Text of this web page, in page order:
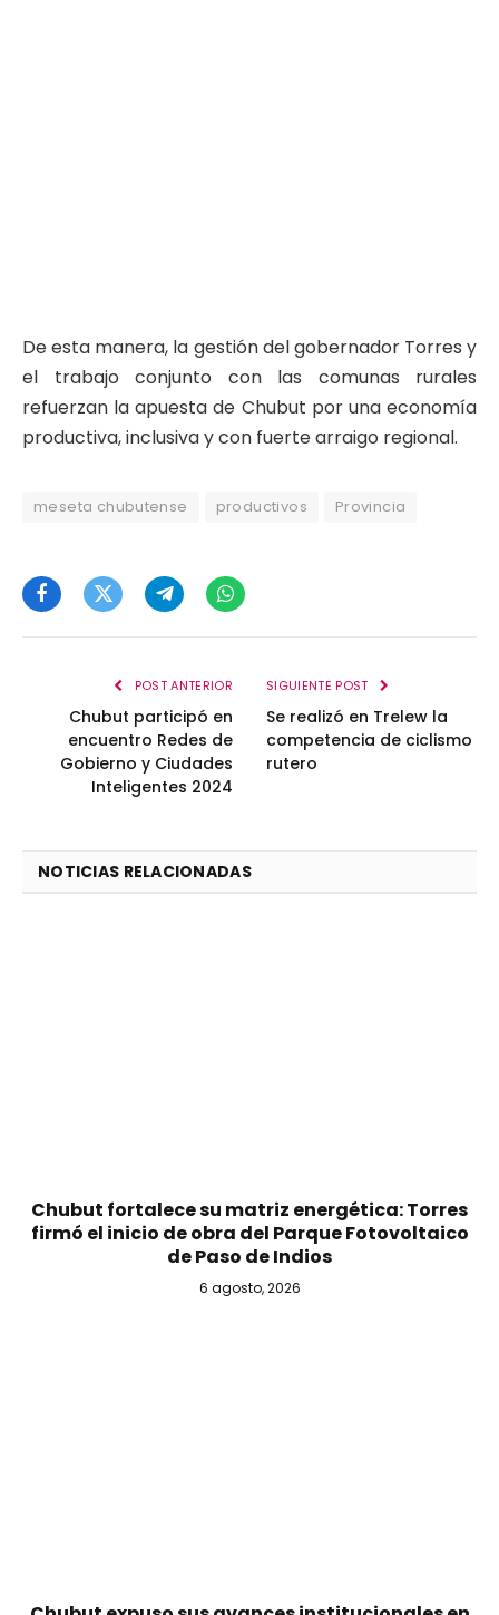
De esta manera, la gestión del gobernador Torres y
el trabajo conjunto con las comunas rurales
refuerzan la apuesta de Chubut por una economía
productiva, inclusiva y con fuerte arraigo regional.
meseta chubutense productivos Provincia
FacebookTwitterTelegramWhatsApp
POST ANTERIOR
Chubut participó en
encuentro Redes de
Gobierno y Ciudades
Inteligentes 2024
SIGUIENTE POST
Se realizó en Trelew la
competencia de ciclismo
rutero
NOTICIAS RELACIONADAS
Chubut fortalece su matriz energética: Torres
firmó el inicio de obra del Parque Fotovoltaico
de Paso de Indios
6 agosto, 2026